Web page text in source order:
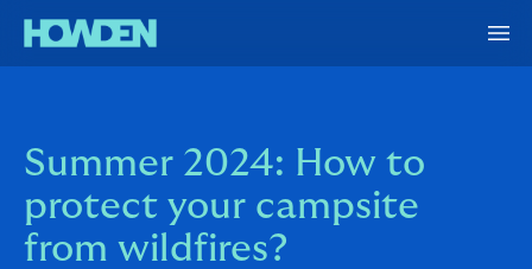
Summer 2024: How to
protect your campsite
from wildfires?